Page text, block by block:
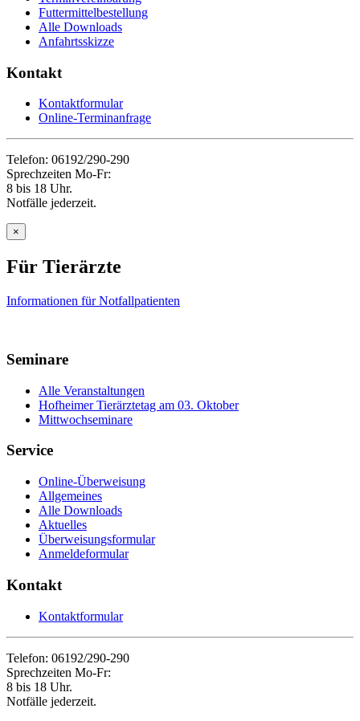
Futtermittelbestellung
Alle Downloads
Anfahrtsskizze
Kontakt
Kontaktformular
Online-Terminanfrage
Telefon: 06192/290-290
Sprechzeiten Mo-Fr:
8 bis 18 Uhr.
Notfälle jederzeit.
×
Für Tierärzte
Informationen für Notfallpatienten
Seminare
Alle Veranstaltungen
Hofheimer Tierärztetag am 03. Oktober
Mittwochseminare
Service
Online-Überweisung
Allgemeines
Alle Downloads
Aktuelles
Überweisungsformular
Anmeldeformular
Kontakt
Kontaktformular
Telefon: 06192/290-290
Sprechzeiten Mo-Fr:
8 bis 18 Uhr.
Notfälle jederzeit.